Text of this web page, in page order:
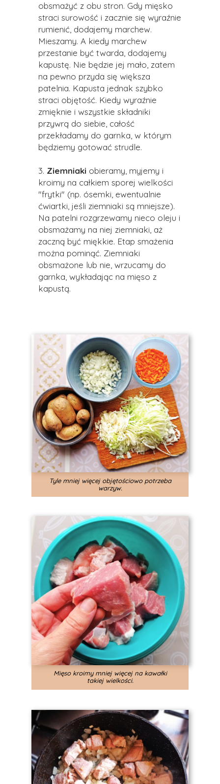
Mięso kroimy mniej więcej na kawałki
takiej wielkości.
Tyle mniej więcej objętościowo potrzeba
warzyw.
obsmażyć z obu stron. Gdy mięsko
straci surowość i zacznie się wyraźnie
rumienić, dodajemy marchew.
Mieszamy. A kiedy marchew
przestanie być twarda, dodajemy
kapustę. Nie będzie jej mało, zatem
na pewno przyda się większa
patelnia. Kapusta jednak szybko
straci objętość. Kiedy wyraźnie
zmięknie i wszystkie składniki
przywrą do siebie, całość
przekładamy do garnka, w którym
będziemy gotować strudle.
3. Ziemniaki obieramy, myjemy i
kroimy na całkiem sporej wielkości
"frytki" (np. ósemki, ewentualnie
ćwiartki, jeśli ziemniaki są mniejsze).
Na patelni rozgrzewamy nieco oleju i
obsmażamy na niej ziemniaki, aż
zaczną być miękkie. Etap smażenia
można pominąć. Ziemniaki
obsmażone lub nie, wrzucamy do
garnka, wykładając na mięso z
kapustą.